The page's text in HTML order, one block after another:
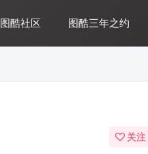
图酷社区 图酷三年之约
关注